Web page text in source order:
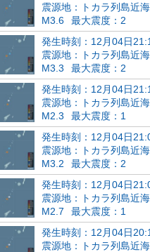
震源地：トカラ列島近海
M3.6
最大震度：2
発生時刻：12月04日
震源地：トカラ列島近海
M3.3
最大震度：2
発生時刻：12月04日
震源地：トカラ列島近海
M2.3
最大震度：1
発生時刻：12月04日
震源地：トカラ列島近海
M3.2
最大震度：2
発生時刻：12月04日
震源地：トカラ列島近海
M2.7
最大震度：1
発生時刻：12月04日
震源地：トカラ列島近海